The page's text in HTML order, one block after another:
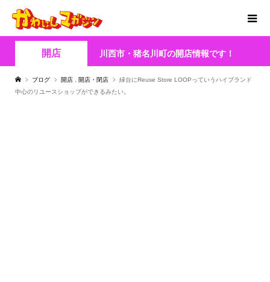
開店 川西市・猪名川町の開店情報です！
ブログ 開店 開店・閉店
緑台にReuse Store LOOPっていうハイブランド
中心のリユースショップができるみたい。